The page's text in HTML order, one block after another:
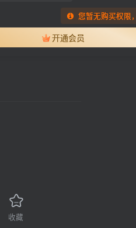
您暂无购买权限
开通会员
收藏